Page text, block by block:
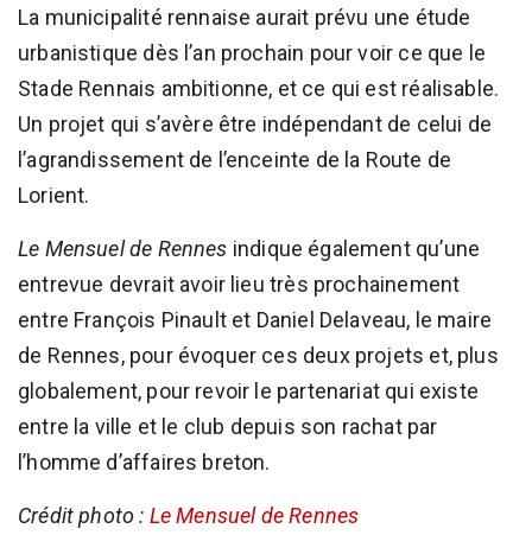
La municipalité rennaise aurait prévu une étude
urbanistique dès l’an prochain pour voir ce que le
Stade Rennais ambitionne, et ce qui est réalisable.
Un projet qui s’avère être indépendant de celui de
l’agrandissement de l’enceinte de la Route de
Lorient.
Le Mensuel de Rennes indique également qu’une
entrevue devrait avoir lieu très prochainement
entre François Pinault et Daniel Delaveau, le maire
de Rennes, pour évoquer ces deux projets et, plus
globalement, pour revoir le partenariat qui existe
entre la ville et le club depuis son rachat par
l’homme d’affaires breton.
Crédit photo : Le Mensuel de Rennes